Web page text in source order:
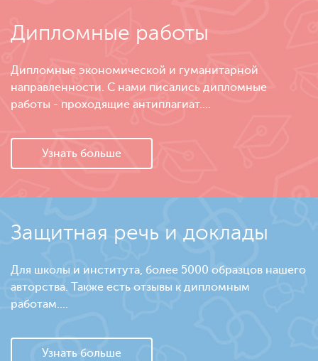
Дипломные работы
Дипломные экономической и гуманитарной
направленности. С нами писались дипломные
работы - проходящие антиплагиат....
Узнать больше
Защитная речь и доклады
Для школы и института, более 5000 образцов нашего
авторства. Также есть отзывы к дипломным
работам....
Узнать больше